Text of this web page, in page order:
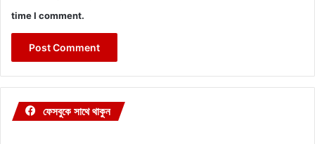
time I comment.
ফেসবুকে সাথে থাকুন